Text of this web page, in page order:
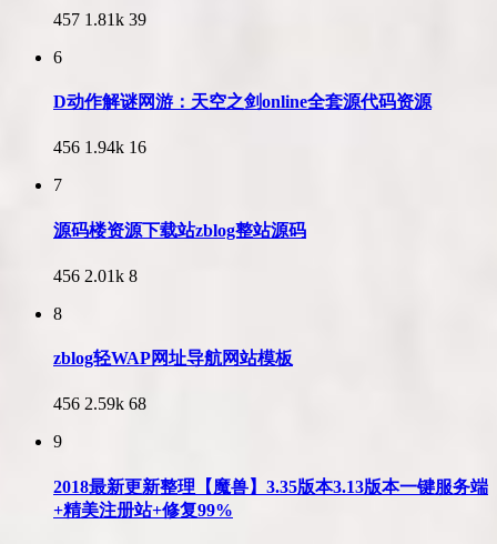
457 1.81k 39
6
D动作解谜网游：天空之剑online全套源代码资源
456 1.94k 16
7
源码楼资源下载站zblog整站源码
456 2.01k 8
8
zblog轻WAP网址导航网站模板
456 2.59k 68
9
2018最新更新整理【魔兽】3.35版本3.13版本一键服务端
+精美注册站+修复99%